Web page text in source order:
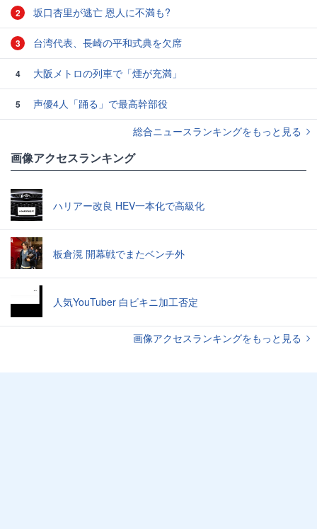
2 坂口杏里が逃亡 恩人に不満も?
3 台湾代表、長崎の平和式典を欠席
4 大阪メトロの列車で「煙が充満」
5
声優4人「踊る」で最高幹部役
総合ニュースランキングをもっと見る
画像アクセスランキング
ハリアー改良 HEV一本化で高級化
板倉滉 開幕戦でまたベンチ外
人気YouTuber 白ビキニ加工否定
画像アクセスランキングをもっと見る